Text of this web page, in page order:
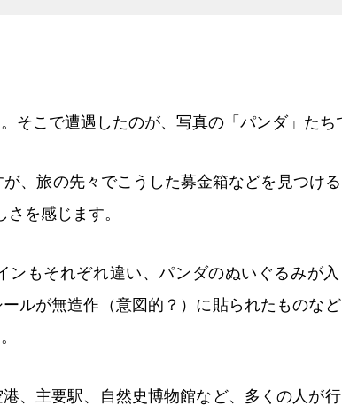
そこで遭遇したのが、写真の「パンダ」たち
、旅の先々でこうした募金箱などを見つけ
を感じます。
もそれぞれ違い、パンダのぬいぐるみが入
ルが無造作（意図的？）に貼られたものな
、主要駅、自然史博物館など、多くの人が行